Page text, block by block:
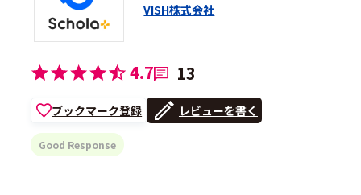
VISH株式会社
4.7 13
ブックマーク登録 レビューを書く
Good Response
会員登録（無料）